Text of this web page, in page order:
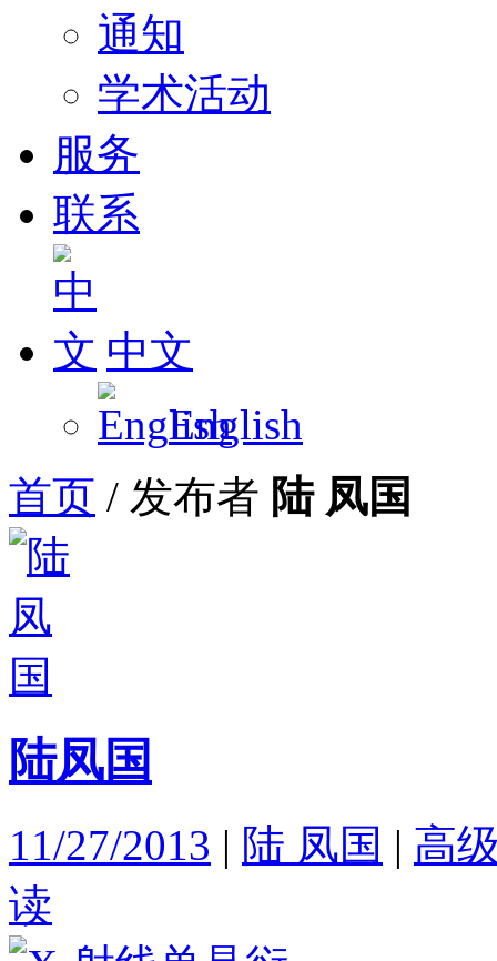
通知
学术活动
服务
联系
中文
English
首页 / 发布者 陆 凤国
陆凤国
11/27/2013 | 陆 凤国 | 高
读